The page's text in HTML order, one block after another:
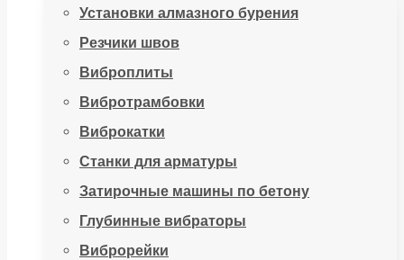
Установки алмазного бурения
Резчики швов
Виброплиты
Вибротрамбовки
Виброкатки
Станки для арматуры
Затирочные машины по бетону
Глубинные вибраторы
Виброрейки